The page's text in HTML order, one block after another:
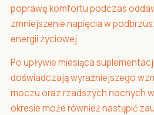
poprawę komfortu podczas
zmniejszenie napięcia w
energii życiowej.
Po upływie miesiąca
doświadczają wyraźniejszego
moczu oraz rzadszych nocnych
okresie może również nastąpić